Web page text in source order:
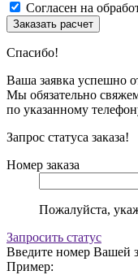
Согласен на
Спасибо!
Ваша заявка успешно
Мы обязательно
по указанному
Запрос статуса заказа!
Номер заказа
Пожалуйста,
Запросить статус
Введите номер Вашей
Пример: